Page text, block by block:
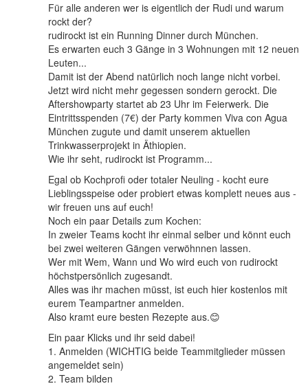
Für alle anderen wer is eigentlich der Rudi und warum
rockt der?
rudirockt ist ein Running Dinner durch München.
Es erwarten euch 3 Gänge in 3 Wohnungen mit 12 neuen
Leuten...
Damit ist der Abend natürlich noch lange nicht vorbei.
Jetzt wird nicht mehr gegessen sondern gerockt. Die
Aftershowparty startet ab 23 Uhr im Feierwerk. Die
Eintrittsspenden (7€) der Party kommen Viva con Agua
München zugute und damit unserem aktuellen
Trinkwasserprojekt in Äthiopien.
Wie ihr seht, rudirockt ist Programm...
Egal ob Kochprofi oder totaler Neuling - kocht eure
Lieblingsspeise oder probiert etwas komplett neues aus -
wir freuen uns auf euch!
Noch ein paar Details zum Kochen:
In zweier Teams kocht ihr einmal selber und könnt euch
bei zwei weiteren Gängen verwöhnnen lassen.
Wer mit Wem, Wann und Wo wird euch von rudirockt
höchstpersönlich zugesandt.
Alles was ihr machen müsst, ist euch hier kostenlos mit
eurem Teampartner anmelden.
Also kramt eure besten Rezepte aus.😊
Ein paar Klicks und ihr seid dabei!
1. Anmelden (WICHTIG beide Teammitglieder müssen
angemeldet sein)
2. Team bilden